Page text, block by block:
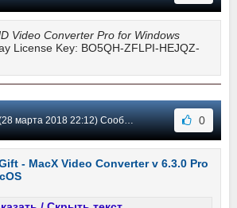
Video Converter Pro for Windows
License Key: BO5QH-ZFLPI-HEJQZ-
марта 2018 22:12) Сообщение #1 0
- MacX Video Converter v 6.3.0 Pro